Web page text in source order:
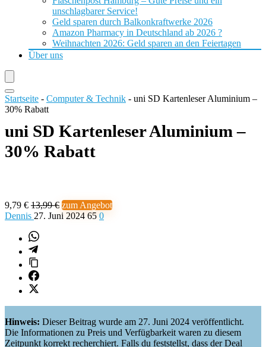
unschlagbarer Service!
Geld sparen durch Balkonkraftwerke 2026
Amazon Pharmacy in Deutschland ab 2026 ?
Weihnachten 2026: Geld sparen an den Feiertagen
Über uns
Startseite - Computer & Technik - uni SD Kartenleser Aluminium –
30% Rabatt
uni SD Kartenleser Aluminium –
30% Rabatt
9,79 € 13,99 € zum Angebot
Dennis 27. Juni 2024 65 0
Hinweis: Dieser Beitrag wurde am 27. Juni 2024 veröffentlicht.
Die Informationen zu Preis und Verfügbarkeit waren zu diesem
Zeitpunkt korrekt recherchiert. Falls du feststellst, dass der Deal